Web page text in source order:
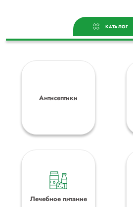
КАТАЛОГ
Антисептики
Лечебное питание